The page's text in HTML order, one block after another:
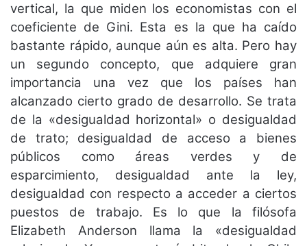
vertical, la que miden los economistas con el
coeficiente de Gini. Esta es la que ha caído
bastante rápido, aunque aún es alta. Pero hay
un segundo concepto, que adquiere gran
importancia una vez que los países han
alcanzado cierto grado de desarrollo. Se trata
de la «desigualdad horizontal» o desigualdad
de trato; desigualdad de acceso a bienes
públicos como áreas verdes y de
esparcimiento, desigualdad ante la ley,
desigualdad con respecto a acceder a ciertos
puestos de trabajo. Es lo que la filósofa
Elizabeth Anderson llama la «desigualdad